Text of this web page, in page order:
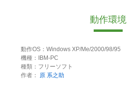
動作環境
動作OS：Windows XP/Me/2000/98/95
機種：IBM-PC
種類：フリーソフト
作者：
原 系之助